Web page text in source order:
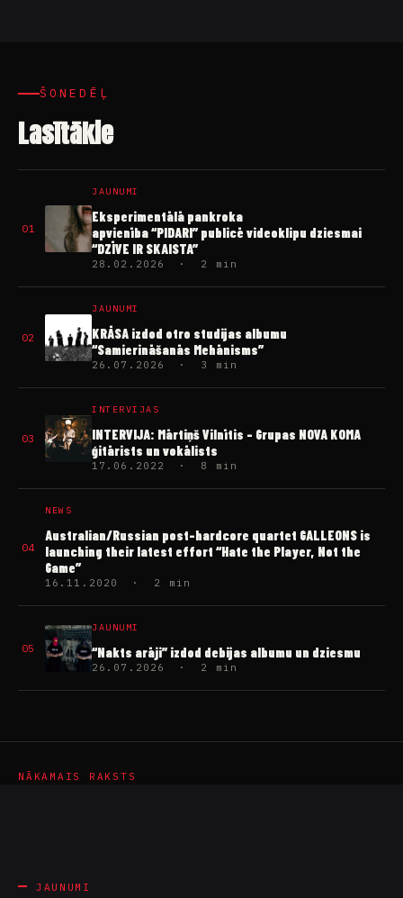
ŠONEDĒĻ
Lasītākie
01
JAUNUMI
Eksperimentālā pankroka
apvienība “PIDARI” publicē videoklipu dziesmai
“DZĪVE IR SKAISTA”
28.02.2026 · 2 min
02
JAUNUMI
KRĀSA izdod otro studijas albumu
“Samierināšanās Mehānisms”
26.07.2026 · 3 min
03
INTERVIJAS
INTERVIJA: Mārtiņš Vilnītis – Grupas NOVA KOMA
ģitārists un vokālists
17.06.2022 · 8 min
04
NEWS
Australian/Russian post-hardcore quartet GALLEONS is
launching their latest effort “Hate the Player, Not the
Game”
16.11.2020 · 2 min
05
JAUNUMI
“Nakts arāji” izdod debijas albumu un dziesmu
26.07.2026 · 2 min
NĀKAMAIS RAKSTS
JAUNUMI